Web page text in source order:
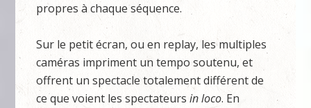
propres à chaque séquence.
Sur le petit écran, ou en replay, les multiples
caméras impriment un tempo soutenu, et
offrent un spectacle totalement différent de
ce que voient les spectateursin loco. En